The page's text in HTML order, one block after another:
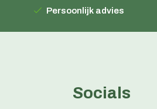
Persoonlijk advies
Socials